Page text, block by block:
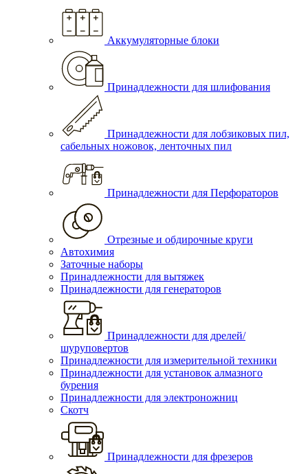
Аккумуляторные блоки
Принадлежности для шлифования
Принадлежности для лобзиковых пил,
сабельных ножовок, ленточных пил
Принадлежности для Перфораторов
Отрезные и обдирочные круги
Автохимия
Заточные наборы
Принадлежности для вытяжек
Принадлежности для генераторов
Принадлежности для дрелей/
шуруповертов
Принадлежности для измерительной техники
Принадлежности для установок алмазного
бурения
Принадлежности для электроножниц
Скотч
Принадлежности для фрезеров